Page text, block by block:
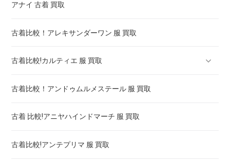
アナイ 古着 買取
古着比較！アレキサンダーワン 服 買取
古着比較!カルティエ 服 買取
ロードスター カルティエ 買取価格 ! 高く売るには
カルティエ 時計 タンク 買取 ! 高く売るには
カルティエ アンティーク 時計 買取 ! 高く売るには
古着比較！アンドゥムルメステール 服 買取
古着 比較!アニヤハインドマーチ 服 買取
古着比較!アンテプリマ 服 買取